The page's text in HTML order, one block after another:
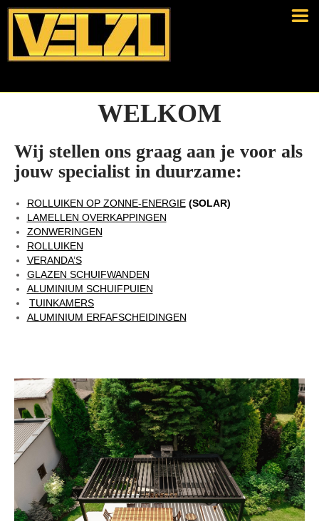
WELKOM
Wij stellen ons graag aan je voor als
jouw specialist in duurzame:
ROLLUIKEN OP ZONNE-ENERGIE (SOLAR)
LAMELLEN OVERKAPPINGEN
ZONWERINGEN
ROLLUIKEN
VERANDA’S
GLAZEN SCHUIFWANDEN
ALUMINIUM SCHUIFPUIEN
TUINKAMERS
ALUMINIUM ERFAFSCHEIDINGEN